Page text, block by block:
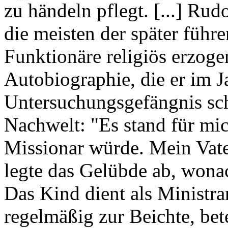
zu händeln pflegt. [...]
die meisten der später
Funktionäre religiös
Autobiographie, die er im
Untersuchungsgefängnis
Nachwelt: "Es stand für
Missionar würde. Mein
legte das Gelübde ab,
Das Kind dient als
regelmäßig zur Beichte,